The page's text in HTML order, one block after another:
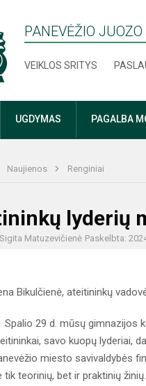
PANEVĖŽIO
VEIKLOS SRITYS
UGDYMAS PAGALBA
Naujienos Renginiai
lyderių
Matuzevičienė Paskelbta:
Bikulčienė, ateitininkų
29 d. mūsų gimnazijos
savo kuopų lyderiai,
miesto savivaldybės
tik teorinių, bet ir praktinių